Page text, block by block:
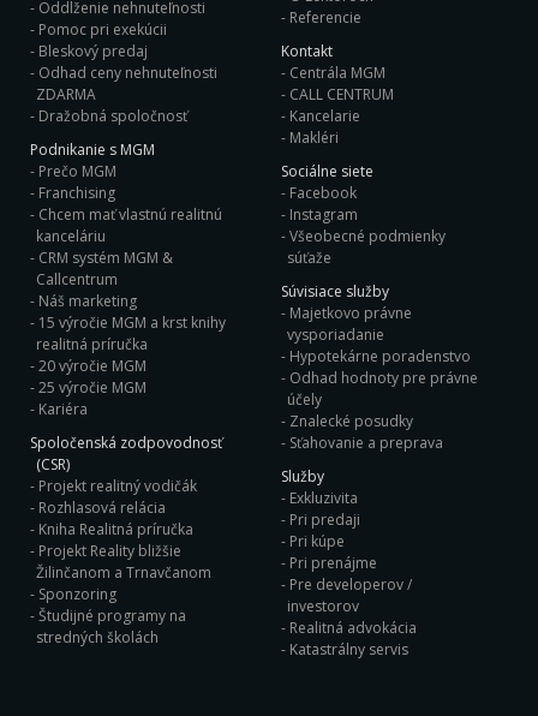
Oddlženie nehnuteľnosti
Pomoc pri exekúcii
Bleskový predaj
Odhad ceny nehnuteľnosti
ZDARMA
Dražobná spoločnosť
Podnikanie s MGM
Prečo MGM
Franchising
Chcem mať vlastnú realitnú
kanceláriu
CRM systém MGM &
Callcentrum
Náš marketing
15 výročie MGM a krst knihy
realitná príručka
20 výročie MGM
25 výročie MGM
Kariéra
Spoločenská zodpovodnosť
(CSR)
Projekt realitný vodičák
Rozhlasová relácia
Kniha Realitná príručka
Projekt Reality bližšie
Žilinčanom a Trnavčanom
Sponzoring
Študijné programy na
stredných školách
Referencie
Kontakt
Centrála MGM
CALL CENTRUM
Kancelarie
Makléri
Sociálne siete
Facebook
Instagram
Všeobecné podmienky
súťaže
Súvisiace služby
Majetkovo právne
vysporiadanie
Hypotekárne poradenstvo
Odhad hodnoty pre právne
účely
Znalecké posudky
Sťahovanie a preprava
Služby
Exkluzivita
Pri predaji
Pri kúpe
Pri prenájme
Pre developerov /
investorov
Realitná advokácia
Katastrálny servis